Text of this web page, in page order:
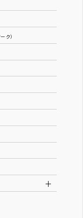
ク）